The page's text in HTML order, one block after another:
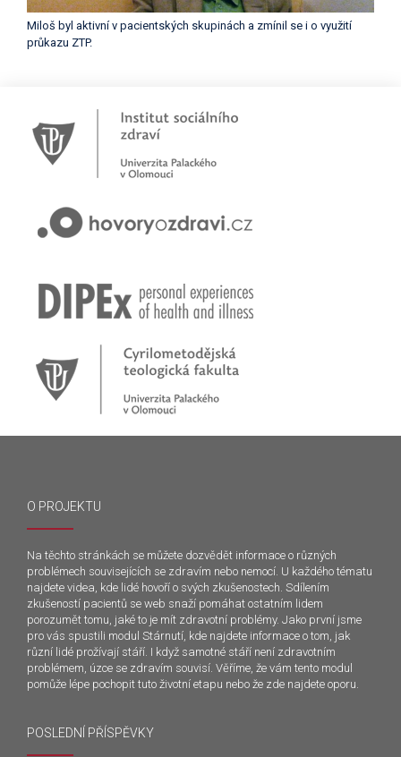
Miloš byl aktivní v pacientských skupinách a zmínil se i o využití
průkazu ZTP.
O PROJEKTU
Na těchto stránkách se můžete dozvědět informace o různých
problémech souvisejících se zdravím nebo nemocí. U každého tématu
najdete videa, kde lidé hovoří o svých zkušenostech. Sdílením
zkušeností pacientů se web snaží pomáhat ostatním lidem
porozumět tomu, jaké to je mít zdravotní problémy. Jako první jsme
pro vás spustili modul Stárnutí, kde najdete informace o tom, jak
různí lidé prožívají stáří. I když samotné stáří není zdravotním
problémem, úzce se zdravím souvisí. Věříme, že vám tento modul
pomůže lépe pochopit tuto životní etapu nebo že zde najdete oporu.
POSLEDNÍ PŘÍSPĚVKY